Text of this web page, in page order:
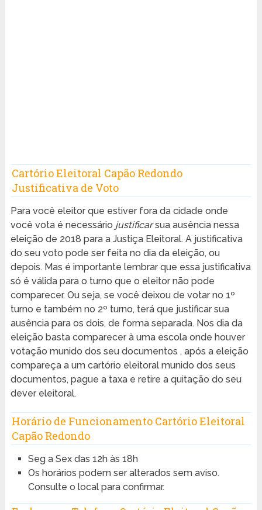
Cartório Eleitoral Capão Redondo
Justificativa de Voto
Para você eleitor que estiver fora da cidade onde
você vota é necessário justificarsua ausência nessa
eleição de 2018 para a Justiça Eleitoral. A justificativa
do seu voto pode ser feita no dia da eleição, ou
depois. Mas é importante lembrar que essa justificativa
só é válida para o turno que o eleitor não pode
comparecer. Ou seja, se você deixou de votar no 1º
turno e também no 2º turno, terá que justificar sua
ausência para os dois, de forma separada. Nos dia da
eleição basta comparecer à uma escola onde houver
votação munido dos seu documentos , após a eleição
compareça a um cartório eleitoral munido dos seus
documentos, pague a taxa e retire a quitação do seu
dever eleitoral.
Horário de Funcionamento Cartório Eleitoral
Capão Redondo
Seg a Sex das 12h às 18h
Os horários podem ser alterados sem aviso.
Consulte o local para confirmar.